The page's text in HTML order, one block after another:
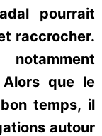
pourrait
raccrocher.
notamment
que le
temps, il
autour